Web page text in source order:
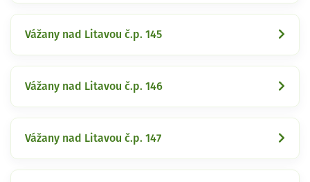
Vážany nad Litavou č.p. 145
Vážany nad Litavou č.p. 146
Vážany nad Litavou č.p. 147